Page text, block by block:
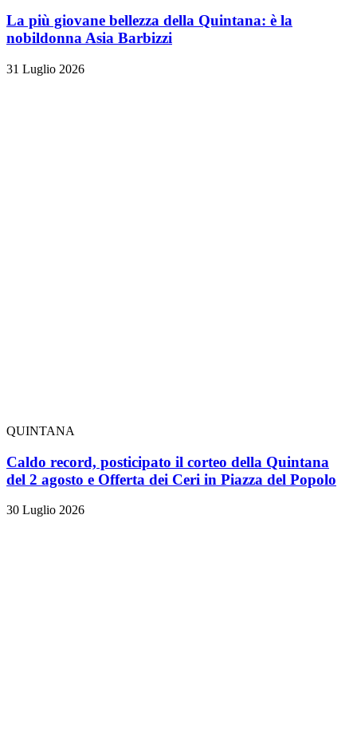
La più giovane bellezza della Quintana: è la
nobildonna Asia Barbizzi
31 Luglio 2026
QUINTANA
Caldo record, posticipato il corteo della Quintana
del 2 agosto e Offerta dei Ceri in Piazza del Popolo
30 Luglio 2026